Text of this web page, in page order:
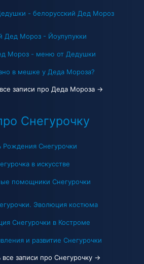
- белорусский Дед Мороз
Дед Мороз - Йоулупукки
Мороз - меню от Дедушки
в мешке у Деда Мороза?
записи про Деда Мороза →
Снегурочку
Рождения Снегурочки
в искусстве
помощники Снегурочки
Эволюция костюма
Снегурочки в Костроме
и развитие Снегурочки
все записи про Снегурочку →